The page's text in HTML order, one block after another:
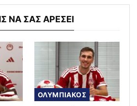
ΝΑ ΣΑΣ ΑΡΕΣΕΙ
ΟΛΥΜΠΙΑΚΟΣ